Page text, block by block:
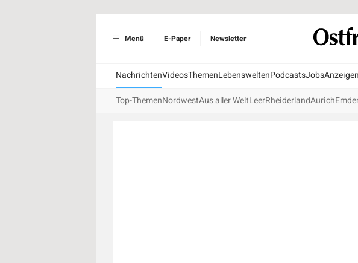
Menü E-Paper Newsletter
NachrichtenVideosThemenLebensweltenPodcastsJobsAnzeigen
Top-ThemenNordwestAus aller WeltLeerRheiderlandAurich